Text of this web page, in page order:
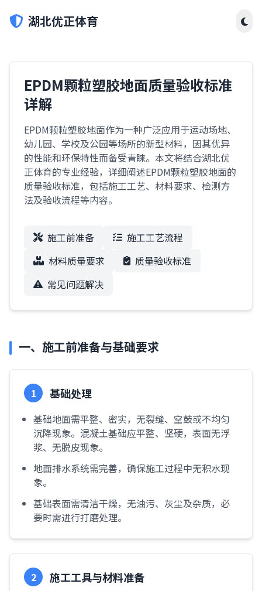
湖北优正体育
EPDM颗粒塑胶地面质量验收标准
详解
EPDM颗粒塑胶地面作为一种广泛应用于运动场地、
幼儿园、学校及公园等场所的新型材料，因其优异
的性能和环保特性而备受青睐。本文将结合湖北优
正体育的专业经验，详细阐述EPDM颗粒塑胶地面的
质量验收标准，包括施工工艺、材料要求、检测方
法及验收流程等内容。
施工前准备
施工工艺流程
材料质量要求
质量验收标准
常见问题解决
一、施工前准备与基础要求
1 基础处理
基础地面需平整、密实，无裂缝、空鼓或不均匀
沉降现象。混凝土基础应平整、坚硬，表面无浮
浆、无脱皮现象。
地面排水系统需完善，确保施工过程中无积水现
象。
基础表面需清洁干燥，无油污、灰尘及杂质，必
要时需进行打磨处理。
2 施工工具与材料准备